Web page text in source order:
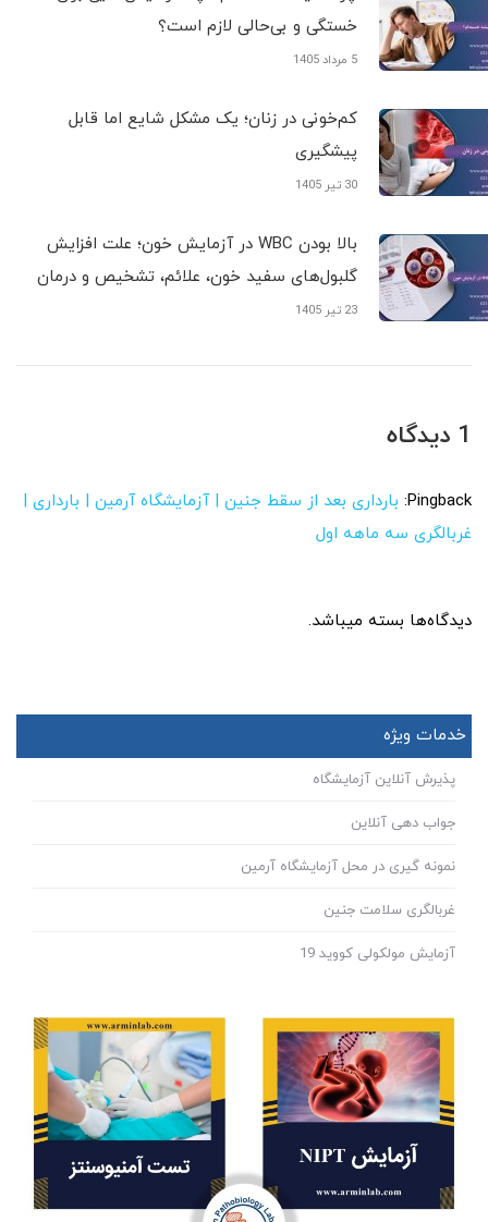
خستگی و بی‌حالی لازم است؟
5 مرداد 1405
کم‌خونی در زنان؛ یک مشکل شایع اما قابل
پیشگیری
30 تیر 1405
بالا بودن WBC در آزمایش خون؛ علت افزایش
گلبول‌های سفید خون، علائم، تشخیص و درمان
23 تیر 1405
1 دیدگاه
Pingback: بارداری بعد از سقط جنین | آزمایشگاه آرمین | بارداری |
غربالگری سه ماهه اول
دیدگاه‌ها بسته میباشد.
خدمات ویژه
پذیرش آنلاین آزمایشگاه
جواب دهی آنلاین
نمونه گیری در محل آزمایشگاه آرمین
غربالگری سلامت جنین
آزمایش مولکولی کووید 19